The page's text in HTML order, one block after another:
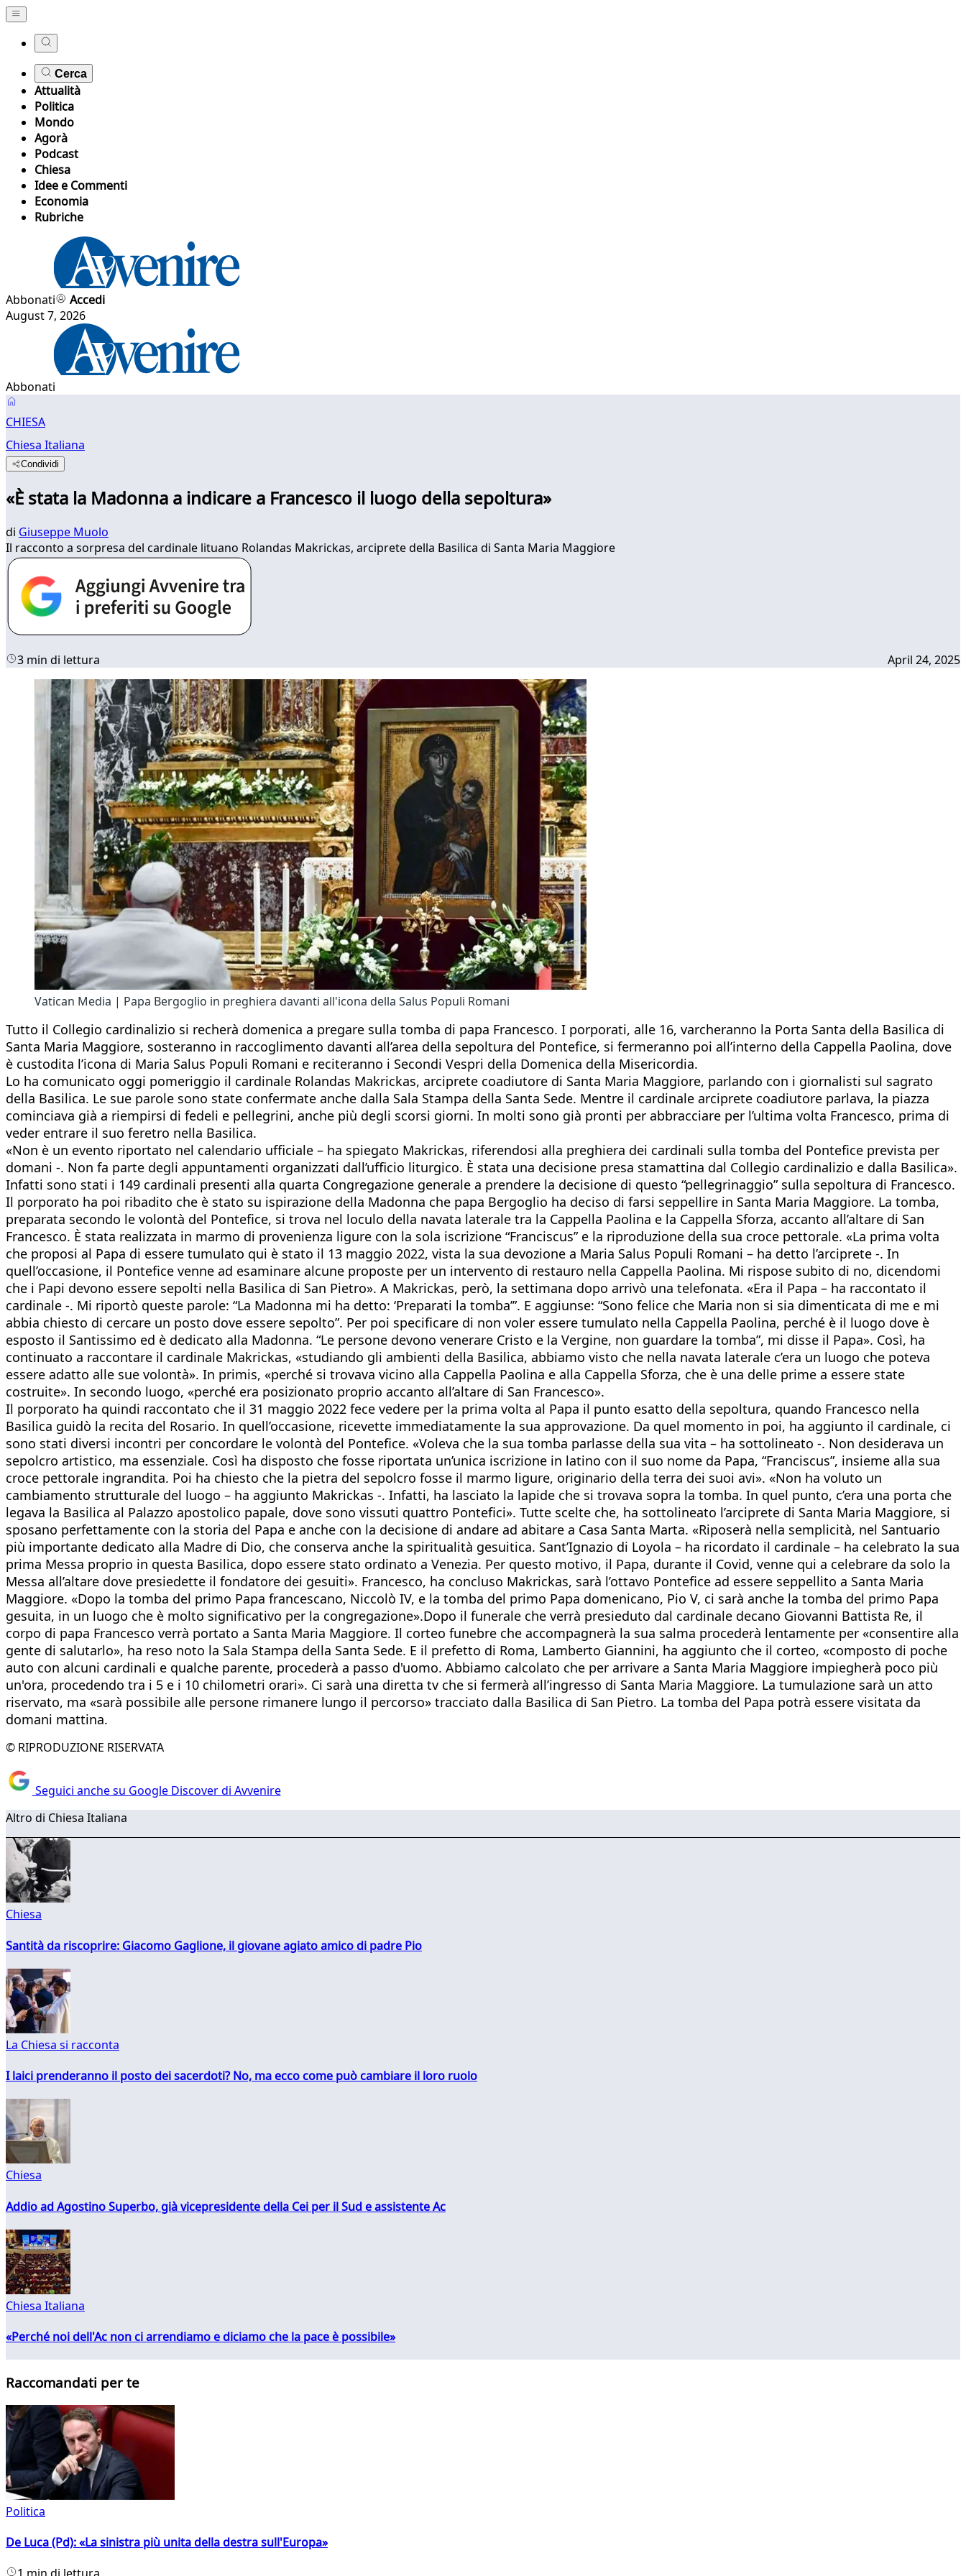
Cerca
Attualità
Politica
Mondo
Agorà
Podcast
Chiesa
Idee e Commenti
Economia
Rubriche
Abbonati
Accedi
August 7, 2026
Abbonati
CHIESA
Chiesa Italiana
Condividi
«È stata la Madonna a indicare a Francesco il luogo della sepoltura»
di Giuseppe Muolo
Il racconto a sorpresa del cardinale lituano Rolandas Makrickas, arciprete della Basilica di Santa Maria Maggiore
3 min di lettura April 24, 2025
Vatican Media | Papa Bergoglio in preghiera davanti all'icona della Salus Populi Romani
Tutto il Collegio cardinalizio si recherà domenica a pregare sulla tomba di papa Francesco. I porporati, alle 16, varcheranno la Porta Santa della Basilica di
Santa Maria Maggiore, sosteranno in raccoglimento davanti all’area della sepoltura del Pontefice, si fermeranno poi all’interno della Cappella Paolina, dove
è custodita l’icona di Maria Salus Populi Romani e reciteranno i Secondi Vespri della Domenica della Misericordia.
Lo ha comunicato oggi pomeriggio il cardinale Rolandas Makrickas, arciprete coadiutore di Santa Maria Maggiore, parlando con i giornalisti sul sagrato
della Basilica. Le sue parole sono state confermate anche dalla Sala Stampa della Santa Sede. Mentre il cardinale arciprete coadiutore parlava, la piazza
cominciava già a riempirsi di fedeli e pellegrini, anche più degli scorsi giorni. In molti sono già pronti per abbracciare per l’ultima volta Francesco, prima di
veder entrare il suo feretro nella Basilica.
«Non è un evento riportato nel calendario ufficiale – ha spiegato Makrickas, riferendosi alla preghiera dei cardinali sulla tomba del Pontefice prevista per
domani -. Non fa parte degli appuntamenti organizzati dall’ufficio liturgico. È stata una decisione presa stamattina dal Collegio cardinalizio e dalla Basilica».
Infatti sono stati i 149 cardinali presenti alla quarta Congregazione generale a prendere la decisione di questo “pellegrinaggio” sulla sepoltura di Francesco.
Il porporato ha poi ribadito che è stato su ispirazione della Madonna che papa Bergoglio ha deciso di farsi seppellire in Santa Maria Maggiore. La tomba,
preparata secondo le volontà del Pontefice, si trova nel loculo della navata laterale tra la Cappella Paolina e la Cappella Sforza, accanto all’altare di San
Francesco. È stata realizzata in marmo di provenienza ligure con la sola iscrizione “Franciscus” e la riproduzione della sua croce pettorale. «La prima volta
che proposi al Papa di essere tumulato qui è stato il 13 maggio 2022, vista la sua devozione a Maria Salus Populi Romani – ha detto l’arciprete -. In
quell’occasione, il Pontefice venne ad esaminare alcune proposte per un intervento di restauro nella Cappella Paolina. Mi rispose subito di no, dicendomi
che i Papi devono essere sepolti nella Basilica di San Pietro». A Makrickas, però, la settimana dopo arrivò una telefonata. «Era il Papa – ha raccontato il
cardinale -. Mi riportò queste parole: “La Madonna mi ha detto: ‘Preparati la tomba’”. E aggiunse: “Sono felice che Maria non si sia dimenticata di me e mi
abbia chiesto di cercare un posto dove essere sepolto”. Per poi specificare di non voler essere tumulato nella Cappella Paolina, perché è il luogo dove è
esposto il Santissimo ed è dedicato alla Madonna. “Le persone devono venerare Cristo e la Vergine, non guardare la tomba”, mi disse il Papa». Così, ha
continuato a raccontare il cardinale Makrickas, «studiando gli ambienti della Basilica, abbiamo visto che nella navata laterale c’era un luogo che poteva
essere adatto alle sue volontà». In primis, «perché si trovava vicino alla Cappella Paolina e alla Cappella Sforza, che è una delle prime a essere state
costruite». In secondo luogo, «perché era posizionato proprio accanto all’altare di San Francesco».
Il porporato ha quindi raccontato che il 31 maggio 2022 fece vedere per la prima volta al Papa il punto esatto della sepoltura, quando Francesco nella
Basilica guidò la recita del Rosario. In quell’occasione, ricevette immediatamente la sua approvazione. Da quel momento in poi, ha aggiunto il cardinale, ci
sono stati diversi incontri per concordare le volontà del Pontefice. «Voleva che la sua tomba parlasse della sua vita – ha sottolineato -. Non desiderava un
sepolcro artistico, ma essenziale. Così ha disposto che fosse riportata un’unica iscrizione in latino con il suo nome da Papa, “Franciscus”, insieme alla sua
croce pettorale ingrandita. Poi ha chiesto che la pietra del sepolcro fosse il marmo ligure, originario della terra dei suoi avi». «Non ha voluto un
cambiamento strutturale del luogo – ha aggiunto Makrickas -. Infatti, ha lasciato la lapide che si trovava sopra la tomba. In quel punto, c’era una porta che
legava la Basilica al Palazzo apostolico papale, dove sono vissuti quattro Pontefici». Tutte scelte che, ha sottolineato l’arciprete di Santa Maria Maggiore, si
sposano perfettamente con la storia del Papa e anche con la decisione di andare ad abitare a Casa Santa Marta. «Riposerà nella semplicità, nel Santuario
più importante dedicato alla Madre di Dio, che conserva anche la spiritualità gesuitica. Sant’Ignazio di Loyola – ha ricordato il cardinale – ha celebrato la sua
prima Messa proprio in questa Basilica, dopo essere stato ordinato a Venezia. Per questo motivo, il Papa, durante il Covid, venne qui a celebrare da solo la
Messa all’altare dove presiedette il fondatore dei gesuiti». Francesco, ha concluso Makrickas, sarà l’ottavo Pontefice ad essere seppellito a Santa Maria
Maggiore. «Dopo la tomba del primo Papa francescano, Niccolò IV, e la tomba del primo Papa domenicano, Pio V, ci sarà anche la tomba del primo Papa
gesuita, in un luogo che è molto significativo per la congregazione».Dopo il funerale che verrà presieduto dal cardinale decano Giovanni Battista Re, il
corpo di papa Francesco verrà portato a Santa Maria Maggiore. Il corteo funebre che accompagnerà la sua salma procederà lentamente per «consentire alla
gente di salutarlo», ha reso noto la Sala Stampa della Santa Sede. E il prefetto di Roma, Lamberto Giannini, ha aggiunto che il corteo, «composto di poche
auto con alcuni cardinali e qualche parente, procederà a passo d'uomo. Abbiamo calcolato che per arrivare a Santa Maria Maggiore impiegherà poco più
un'ora, procedendo tra i 5 e i 10 chilometri orari». Ci sarà una diretta tv che si fermerà all’ingresso di Santa Maria Maggiore. La tumulazione sarà un atto
riservato, ma «sarà possibile alle persone rimanere lungo il percorso» tracciato dalla Basilica di San Pietro. La tomba del Papa potrà essere visitata da
domani mattina.
© RIPRODUZIONE RISERVATA
Seguici anche su Google Discover di Avvenire
Altro di Chiesa Italiana
Chiesa
Santità da riscoprire: Giacomo Gaglione, il giovane agiato amico di padre Pio
La Chiesa si racconta
I laici prenderanno il posto dei sacerdoti? No, ma ecco come può cambiare il loro ruolo
Chiesa
Addio ad Agostino Superbo, già vicepresidente della Cei per il Sud e assistente Ac
Chiesa Italiana
«Perché noi dell'Ac non ci arrendiamo e diciamo che la pace è possibile»
Raccomandati per te
Politica
De Luca (Pd): «La sinistra più unita della destra sull'Europa»